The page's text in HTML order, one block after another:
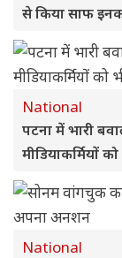
से किया साफ
National
पटना में भारी
मीडियाकर्मियों
National